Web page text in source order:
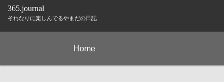
365.journal
それなりに楽しんでるやまだの日記
Home